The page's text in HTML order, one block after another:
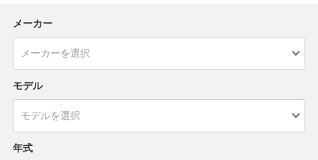
メーカー
モデル
年式